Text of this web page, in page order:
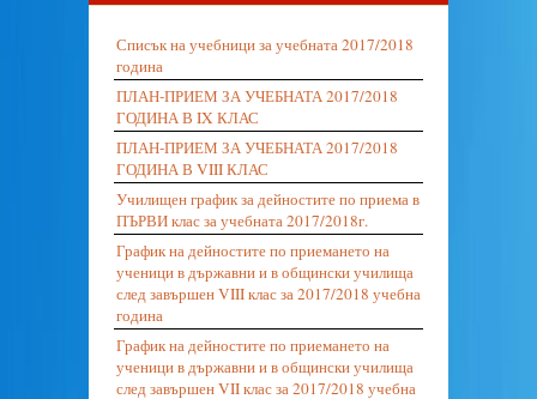
Списък на учебници за учебната 2017/2018
година
ПЛАН-ПРИЕМ ЗА УЧЕБНАТА 2017/2018
ГОДИНА В IX КЛАС
ПЛАН-ПРИЕМ ЗА УЧЕБНАТА 2017/2018
ГОДИНА В VIII КЛАС
Училищен график за дейностите по приема в
ПЪРВИ клас за учебната 2017/2018г.
График на дейностите по приемането на
ученици в държавни и в общински училища
след завършен VIII клас за 2017/2018 учебна
година
График на дейностите по приемането на
ученици в държавни и в общински училища
след завършен VII клас за 2017/2018 учебна